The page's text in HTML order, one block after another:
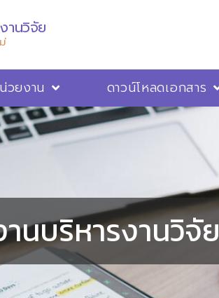
านวิจัย
วยงาน ดาวน์โหลดเอกสาร
นบริหารงานวิจัย